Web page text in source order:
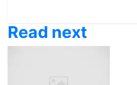
Read next